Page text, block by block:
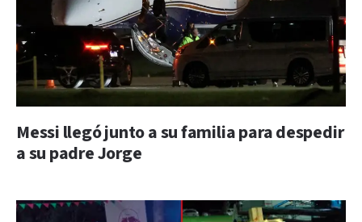
Messi llegó junto a su familia para despedir
a su padre Jorge